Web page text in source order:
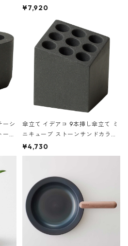
ホ
urniture WALL Table B5 ネイビー
¥7,920
ーシ
ン
傘立て イデアコ 9本挿し傘立て ミ
ニキューブ ストーンサンドカラー
石調 ideaco Umbrella Stand CUB
E ストーンサンドブラック
¥4,730